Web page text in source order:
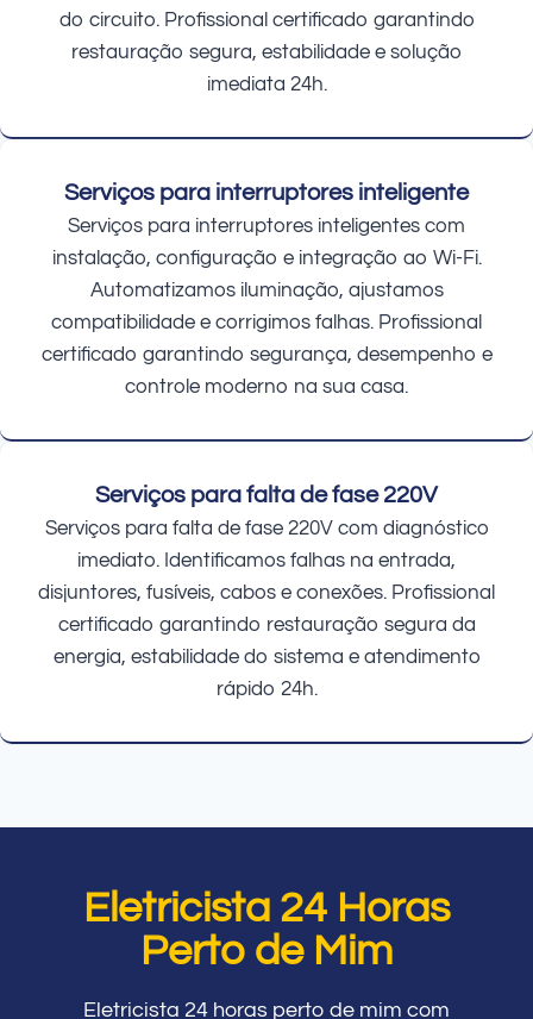
do circuito. Profissional certificado garantindo
restauração segura, estabilidade e solução
imediata 24h.
Serviços para interruptores inteligente
Serviços para interruptores inteligentes com
instalação, configuração e integração ao Wi-Fi.
Automatizamos iluminação, ajustamos
compatibilidade e corrigimos falhas. Profissional
certificado garantindo segurança, desempenho e
controle moderno na sua casa.
Serviços para falta de fase 220V
Serviços para falta de fase 220V com diagnóstico
imediato. Identificamos falhas na entrada,
disjuntores, fusíveis, cabos e conexões. Profissional
certificado garantindo restauração segura da
energia, estabilidade do sistema e atendimento
rápido 24h.
Eletricista 24 Horas
Perto de Mim
Eletricista 24 horas perto de mim com